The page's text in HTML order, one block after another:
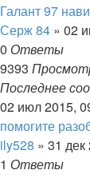
Галант 97
Серж 84 » 02
0 Ответы
9393
Последнее
02 июл 2015,
помогите
ily528 » 31 дек
1 Ответы